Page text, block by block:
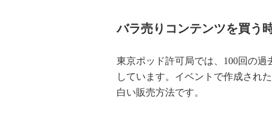
バラ売りコンテンツを買う
東京ポッド許可局では、100回の過
しています。イベントで作成され
白い販売方法です。